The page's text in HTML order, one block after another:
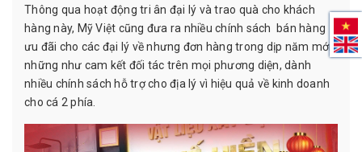
Thông qua hoạt động tri ân đại lý và trao quà cho khách
hàng này, Mỹ Việt cũng đưa ra nhiều chính sách bán hàng
ưu đãi cho các đại lý về nhưng đơn hàng trong dịp năm mới,
những như cam kết đối tác trên mọi phương diện, dành
nhiều chính sách hỗ trợ cho địa lý vì hiệu quả về kinh doanh
cho cá 2 phía.